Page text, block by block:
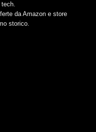
tech.
da Amazon e store
storico.